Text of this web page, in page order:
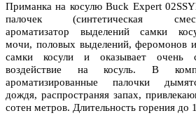
Приманка на косулю Buck Expert
палочек (синтетическая
ароматизатор выделений самки
мочи, половых выделений, феромонов
самки косули и оказывает очень
воздействие на косуль.В
ароматизированные палочки
дождя, распространяя запах,
сотен метров. Длительность горения до